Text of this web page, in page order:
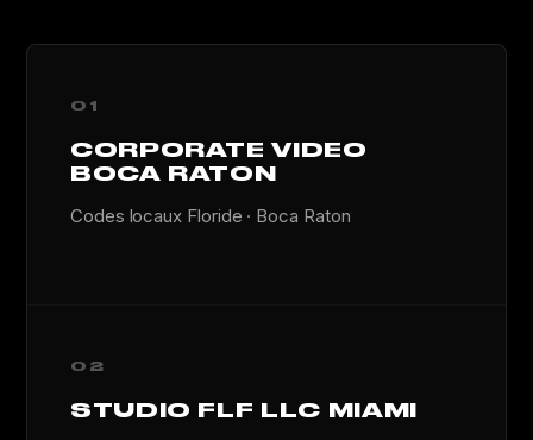
01
CORPORATE VIDEO
BOCA RATON
Codes locaux Floride · Boca Raton
02
STUDIO FLF LLC MIAMI